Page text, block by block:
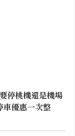
停桃機還是機場
車優惠一次整